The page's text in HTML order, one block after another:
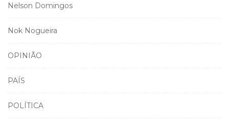
Nelson Domingos
Nok Nogueira
OPINIÃO
PAÍS
POLÍTICA